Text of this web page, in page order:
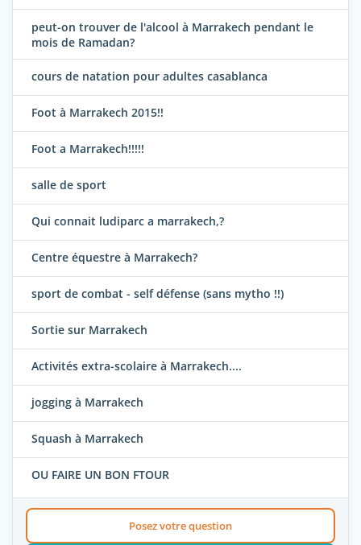
peut-on trouver de l'alcool à Marrakech pendant le
mois de Ramadan?
cours de natation pour adultes casablanca
Foot à Marrakech 2015!!
Foot a Marrakech!!!!!
salle de sport
Qui connait ludiparc a marrakech,?
Centre équestre à Marrakech?
sport de combat - self défense (sans mytho !!)
Sortie sur Marrakech
Activités extra-scolaire à Marrakech....
jogging à Marrakech
Squash à Marrakech
OU FAIRE UN BON FTOUR
Posez votre question